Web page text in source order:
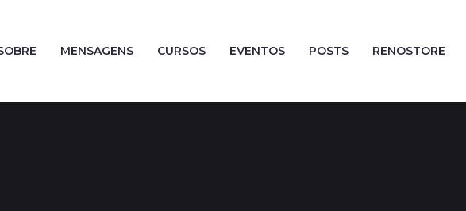
MENSAGENS CURSOS EVENTOS POSTS RENOSTORE